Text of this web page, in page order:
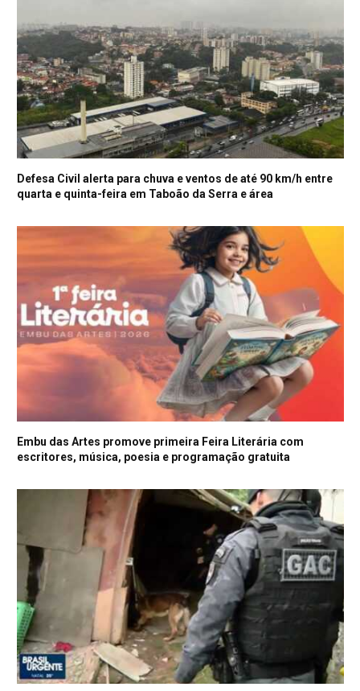
Defesa Civil alerta para chuva e ventos de até 90 km/h entre
quarta e quinta-feira em Taboão da Serra e área
Embu das Artes promove primeira Feira Literária com
escritores, música, poesia e programação gratuita